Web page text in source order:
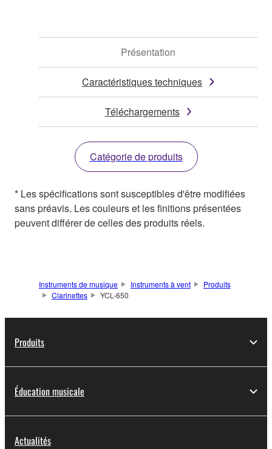
Présentation
Caractéristiques techniques
Téléchargements
Catégorie de produits
* Les spécifications sont susceptibles d'être modifiées
sans préavis. Les couleurs et les finitions présentées
peuvent différer de celles des produits réels.
Instruments de musique Instruments à vent
Produits
Clarinettes
YCL-650
Produits
Éducation musicale
Actualités